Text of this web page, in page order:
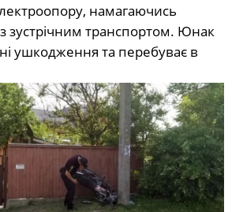
намагаючись
зустрічним транспортом. Юнак
ушкодження та перебуває в